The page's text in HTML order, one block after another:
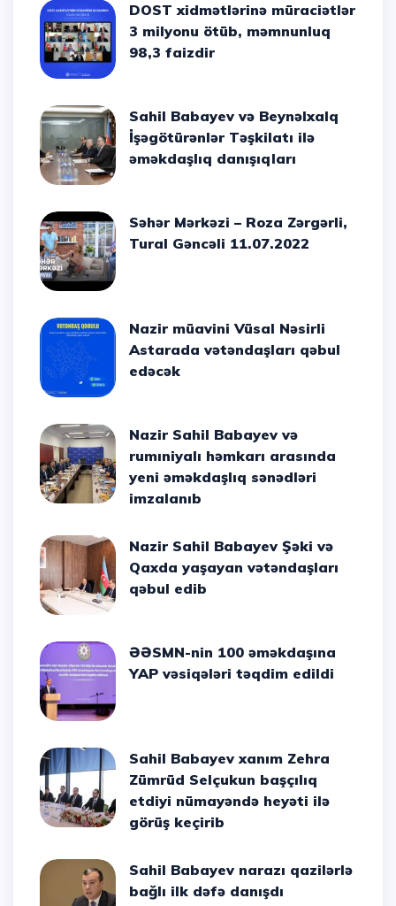
DOST xidmətlərinə müraciətlər
3 milyonu ötüb, məmnunluq
98,3 faizdir
Sahil Babayev və Beynəlxalq
İşəgötürənlər Təşkilatı ilə
əməkdaşlıq danışıqları
Səhər Mərkəzi – Roza Zərgərli,
Tural Gəncəli 11.07.2022
Nazir müavini Vüsal Nəsirli
Astarada vətəndaşları qəbul
edəcək
Nazir Sahil Babayev və
rumıniyalı həmkarı arasında
yeni əməkdaşlıq sənədləri
imzalanıb
Nazir Sahil Babayev Şəki və
Qaxda yaşayan vətəndaşları
qəbul edib
ƏƏSMN-nin 100 əməkdaşına
YAP vəsiqələri təqdim edildi
Sahil Babayev xanım Zehra
Zümrüd Selçukun başçılıq
etdiyi nümayəndə heyəti ilə
görüş keçirib
Sahil Babayev narazı qazilərlə
bağlı ilk dəfə danışdı